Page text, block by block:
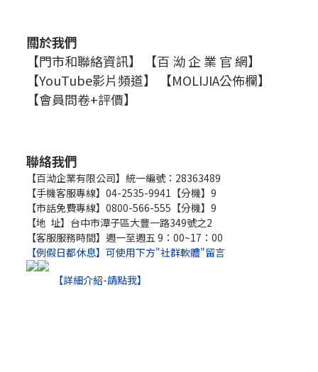
關於我們
【門市和聯絡資訊】
【百 泑 企 業 官 網】
【YouTube影片頻道】
【MOLIJIA公佈欄】
【會員問卷+評價】
聯絡我們
【百泑企業有限公司】統一編號：28363489
【手機客服專線】04-2535-9941【分機】9
【市話免費專線】0800-566-555【分機】9
【地 址】台中市潭子區大豐一路349號之2
【客服服務時間】週一至週五 9：00~17：00
【例假日都休息】可使用下方"社群軟體"留言
【詳細介紹-請點我】